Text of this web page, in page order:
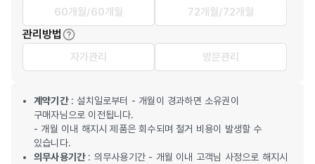
60개월/60개월 72개월/72개월
관리방법
자가관리 방문관리
계약기간: 설치일로부터 - 개월이 경과하면 소유권이
구매자님으로 이전됩니다.
- 개월 이내 해지시 제품은 회수되며 철거 비용이 발생할 수
있습니다.
의무사용기간: 의무사용기간 - 개월 이내 고객님 사정으로 해지시